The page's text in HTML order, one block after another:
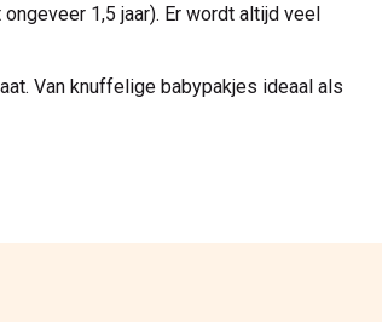
1,5 jaar). Er wordt altijd veel
Van knuffelige babypakjes ideaal als